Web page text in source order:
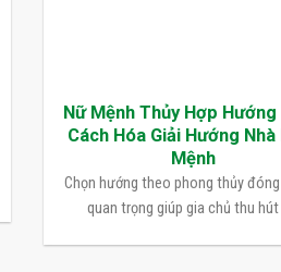
Nữ Mệnh Thủy Hợp Hướng
Cách Hóa Giải Hướng Nhà
Mệnh
Chọn hướng theo phong thủy
quan trọng giúp gia chủ thu hút